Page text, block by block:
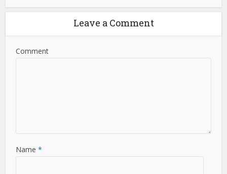
Leave a Comment
Comment
Name *